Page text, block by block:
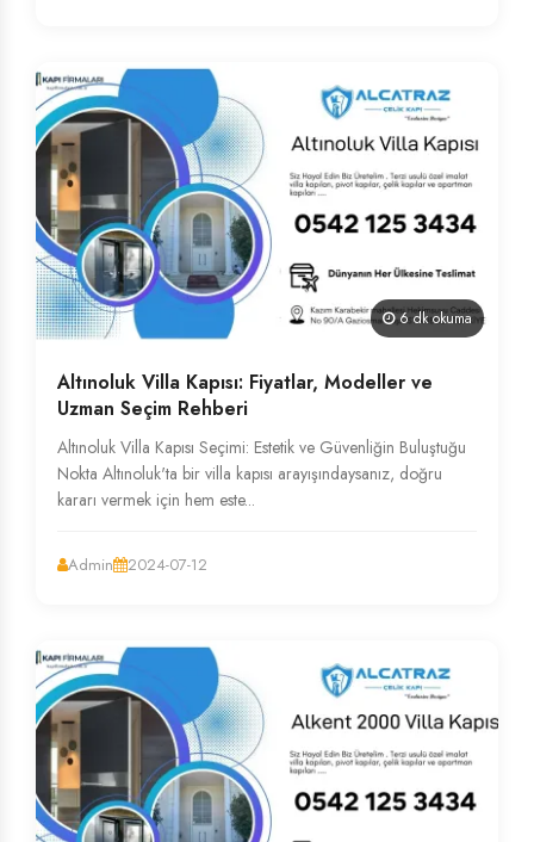
6 dk okuma
Altınoluk Villa Kapısı: Fiyatlar, Modeller ve
Uzman Seçim Rehberi
Altınoluk Villa Kapısı Seçimi: Estetik ve Güvenliğin Buluştuğu
Nokta Altınoluk'ta bir villa kapısı arayışındaysanız, doğru
kararı vermek için hem este...
Admin 2024-07-12